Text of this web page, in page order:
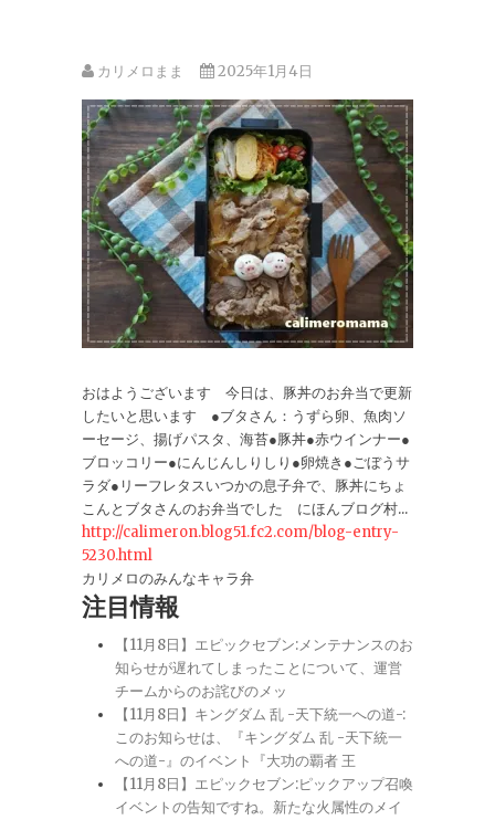
カリメロまま 2025年1月4日
おはようございます 今日は、豚丼のお弁当で更新
したいと思います ●ブタさん：うずら卵、魚肉ソ
ーセージ、揚げパスタ、海苔●豚丼●赤ウインナー●
ブロッコリー●にんじんしりしり●卵焼き●ごぼうサ
ラダ●リーフレタスいつかの息子弁で、豚丼にちょ
こんとブタさんのお弁当でした にほんブログ村...
http://calimeron.blog51.fc2.com/blog-entry-
5230.html
カリメロのみんなキャラ弁
注目情報
【11月8日】エピックセブン:メンテナンスのお
知らせが遅れてしまったことについて、運営
チームからのお詫びのメッ
【11月8日】キングダム 乱 -天下統一への道-:
このお知らせは、『キングダム 乱 -天下統一
への道-』のイベント『大功の覇者 王
【11月8日】エピックセブン:ピックアップ召喚
イベントの告知ですね。新たな火属性のメイ